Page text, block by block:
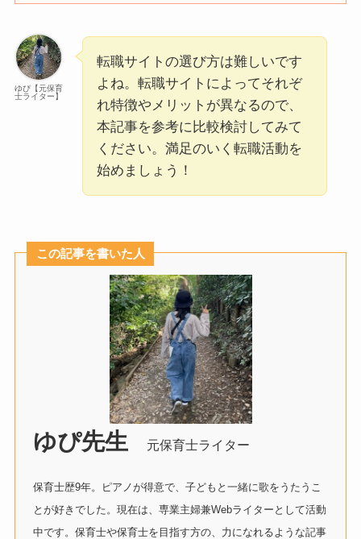
ゆぴ【元保育
士ライター】
転職サイトの選び方は難しいです
よね。転職サイトによってそれぞ
れ特徴やメリットが異なるので、
本記事を参考に比較検討してみて
ください。満足のいく転職活動を
始めましょう！
この記事を書いた人
ゆぴ先生 元保育士ライター
保育士歴9年。ピアノが得意で、子どもと一緒に歌をうたうこ
とが好きでした。現在は、専業主婦兼Webライターとして活動
中です。保育士や保育士を目指す方の、力になれるような記事